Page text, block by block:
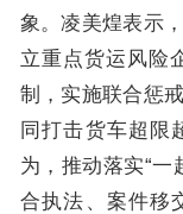
象。凌美煌表示
立重点货运风险
制，实施联合惩
同打击货车超限
为，推动落实“一
合执法、案件移